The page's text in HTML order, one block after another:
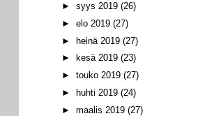
► syys 2019 (26)
► elo 2019 (27)
► heinä 2019 (27)
►
kesä 2019 (23)
► touko 2019 (27)
►
huhti 2019 (24)
► maalis 2019 (27)